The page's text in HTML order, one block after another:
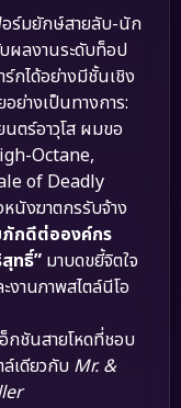
ร์มยักษ์สายลับ-นัก
ผลงานระดับท็อป
กได้อย่างมีชั้นเชิง
อย่างเป็นทางการ:
ตร์อาวุโส ผมขอ
Octane,
of Deadly
นังฆาตกรรับจ้าง
ภักดีต่อองค์กร
ทธิ์” มาบดขยี้จิตใจ
งานภาพสไตล์นีโอ
กชันสายโหดที่ชอบ
ล์เดียวกับ Mr. &